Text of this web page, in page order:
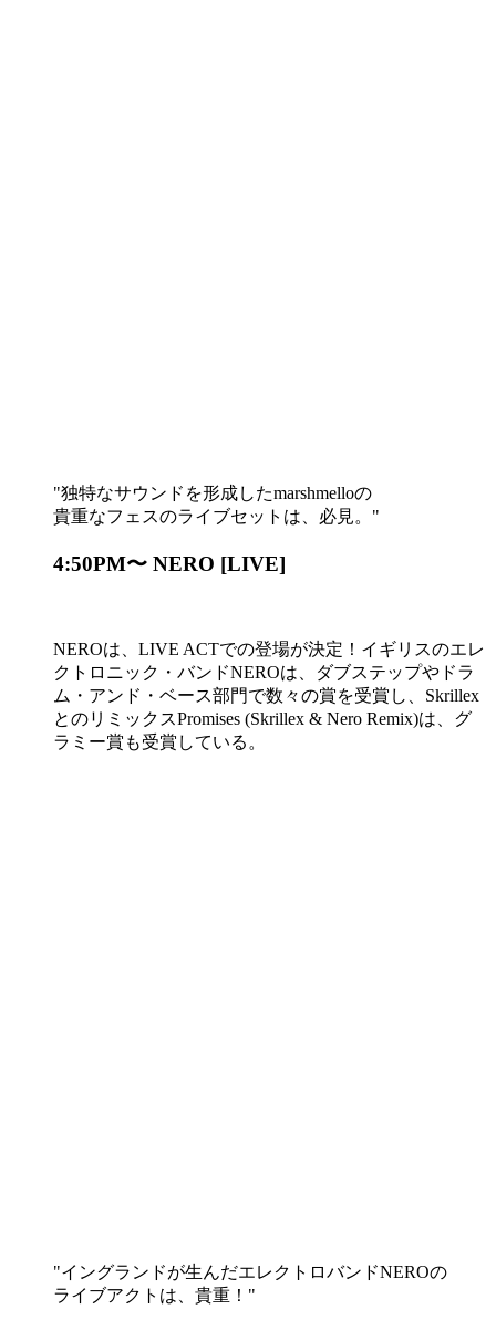
独特なサウンドを形成したmarshmelloの
貴重なフェスのライブセットは、必見。
4:50PM〜 NERO [LIVE]
NEROは、LIVE ACTでの登場が決定！イギリスのエレ
クトロニック・バンドNEROは、ダブステップやドラ
ム・アンド・ベース部門で数々の賞を受賞し、Skrillex
とのリミックスPromises (Skrillex & Nero Remix)は、グ
ラミー賞も受賞している。
イングランドが生んだエレクトロバンドNEROの
ライブアクトは、貴重！